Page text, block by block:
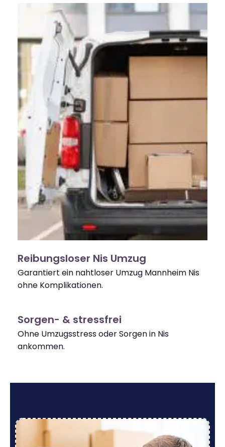
Reibungsloser Nis Umzug
Garantiert ein nahtloser Umzug Mannheim Nis
ohne Komplikationen.
Sorgen- & stressfrei
Ohne Umzugsstress oder Sorgen in Nis
ankommen.